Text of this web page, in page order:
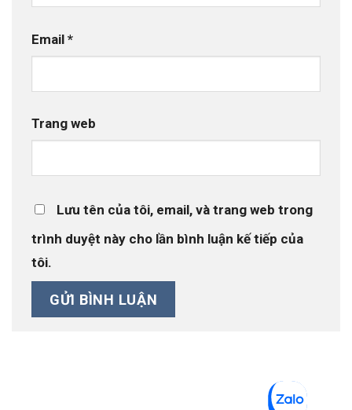
Email *
Trang web
Lưu tên của tôi, email, và trang web trong
trình duyệt này cho lần bình luận kế tiếp của
tôi.